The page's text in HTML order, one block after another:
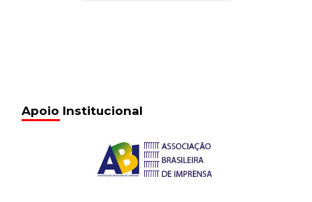
Apoio Institucional